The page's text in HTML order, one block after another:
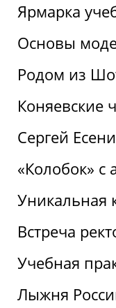
Ярмарка
Основы
Родом из
Коняевские
Сергей
«Колобок» с
Уникальная
Встреча
Учебная
Лыжня